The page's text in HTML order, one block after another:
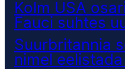
Kolm USA
Fauci suhtes
Suurbritannia
nimel